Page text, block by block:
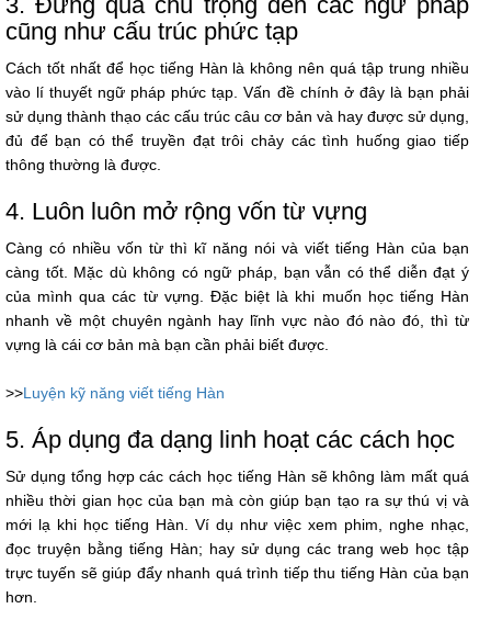
cũng như cấu trúc phức tạp
Cách tốt nhất để học tiếng Hàn là không nên quá tập trung nhiều
vào lí thuyết ngữ pháp phức tạp. Vấn đề chính ở đây là bạn phải
sử dụng thành thạo các cấu trúc câu cơ bản và hay được sử dụng,
đủ để bạn có thể truyền đạt trôi chảy các tình huống giao tiếp
thông thường là được.
4. Luôn luôn mở rộng vốn từ vựng
Càng có nhiều vốn từ thì kĩ năng nói và viết tiếng Hàn của bạn
càng tốt. Mặc dù không có ngữ pháp, bạn vẫn có thể diễn đạt ý
của mình qua các từ vựng. Đặc biệt là khi muốn học tiếng Hàn
nhanh về một chuyên ngành hay lĩnh vực nào đó nào đó, thì từ
vựng là cái cơ bản mà bạn cần phải biết được.
>>Luyện kỹ năng viết tiếng Hàn
5. Áp dụng đa dạng linh hoạt các cách học
Sử dụng tổng hợp các cách học tiếng Hàn sẽ không làm mất quá
nhiều thời gian học của bạn mà còn giúp bạn tạo ra sự thú vị và
mới lạ khi học tiếng Hàn. Ví dụ như việc xem phim, nghe nhạc,
đọc truyện bằng tiếng Hàn; hay sử dụng các trang web học tập
trực tuyến sẽ giúp đẩy nhanh quá trình tiếp thu tiếng Hàn của bạn
hơn.